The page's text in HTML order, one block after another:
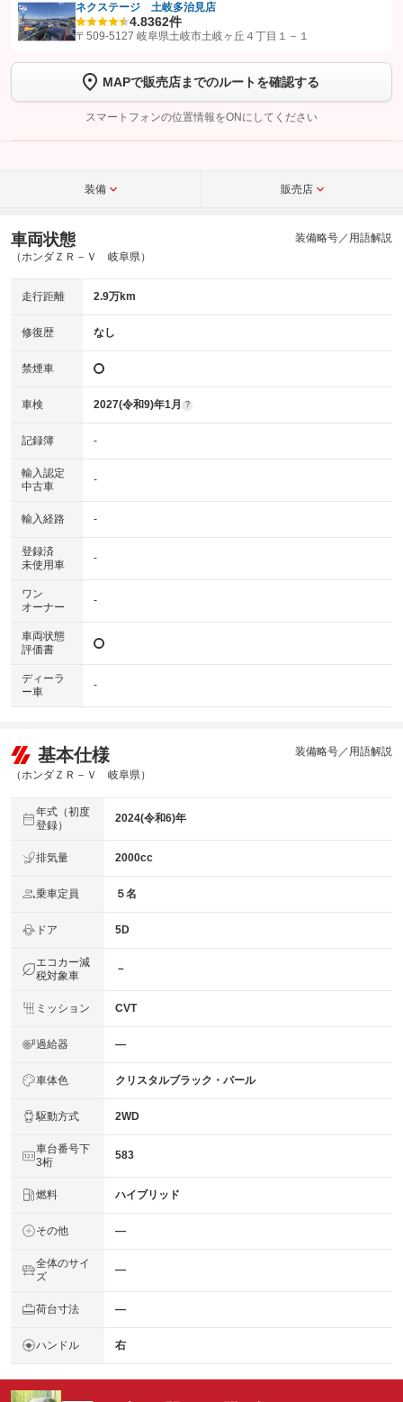
【STEP1】認証画面でグーネットを友だち追加してから「許可する」ボタンを押
トーク画面で
ボタンをタップして問い合わせを
完了してください。
こちら
ネクステージ 土岐多治見店
4.8362件
〒509-5127 岐阜県土岐市土岐ヶ丘４丁目１－１
MAPで販売店までのルートを確認する
スマートフォンの位置情報をONにしてください
装備 販売店
車両状態
（ホンダＺＲ－Ｖ 岐阜県）
装備略号／用語解説
走行距離 2.9万km
修復歴 なし
禁煙車
車検 2027(令和9)年1月 ?
記録簿 -
輸入認定
中古車
-
輸入経路 -
登録済
未使用車
-
ワン
オーナー
-
車両状態
評価書
ディーラ
ー車
-
基本仕様
（ホンダＺＲ－Ｖ 岐阜県）
装備略号／用語解説
年式（初度
登録）
2024(令和6)年
排気量 2000cc
乗車定員 ５名
ドア 5D
エコカー減
税対象車
－
ミッション CVT
過給器 ―
車体色 クリスタルブラック・パール
駆動方式 2WD
車台番号下
3桁
583
燃料 ハイブリッド
その他 ―
全体のサイ
ズ
―
荷台寸法 ―
ハンドル 右